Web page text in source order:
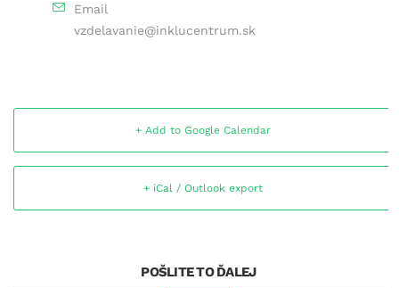
Email
vzdelavanie@inklucentrum.sk
+ Add to Google Calendar
+ iCal / Outlook export
POŠLITE TO ĎALEJ